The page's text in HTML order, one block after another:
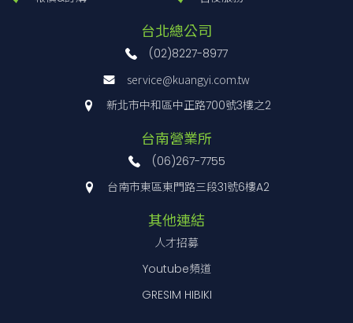
50×50
50×50
台北總公司
(02)8227-8977
service@kuangyi.com.tw
新北市中和區中正路700號3樓之2
台南營業所
(06)267-7755
台南市東區東門路三段31號6樓A2
其他連結
人才招募
Youtube頻道
GRESIM HIBIKI